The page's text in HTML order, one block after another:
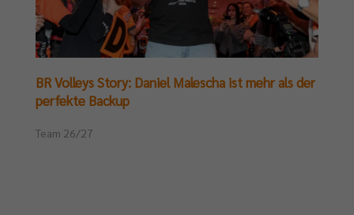
BR Volleys Story: Daniel Malescha ist mehr als der
perfekte Backup
Team 26/27